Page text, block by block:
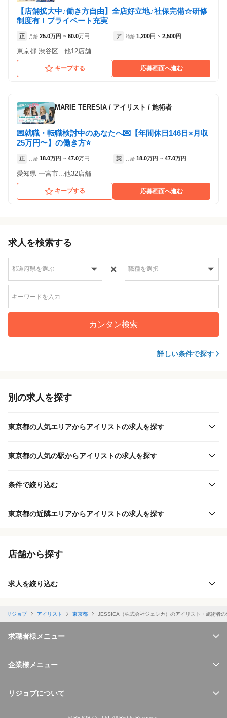
【店舗拡大中♪働き方自由】全店好立地♪社保完備☆研修
制度有！プライベート充実
正 月給 25.0万円 ~ 60.0万円 ア 時給 1,200円 ~ 2,500円
東京都 渋谷区...他12店舗
キープする 応募画面へ進む
MARIE TERESIA / アイリスト / 施術者
💌就職・転職検討中のあなたへ💌【年間休日146日×月収
25万円〜】の働き方⭐
正 月給 18.0万円 ~ 47.0万円 契 月給 18.0万円 ~ 47.0万円
愛知県 一宮市...他32店舗
キープする 応募画面へ進む
求人を検索する
カンタン検索
詳しい条件で探す
別の求人を探す
東京都の人気エリアからアイリストの求人を探す
東京都の人気の駅からアイリストの求人を探す
条件で絞り込む
東京都の近隣エリアからアイリストの求人を探す
店舗から探す
求人を絞り込む
リジョブ アイリスト 東京都 JESSICA（株式会社ジェシカ）のアイリスト・施術者の
求職者様メニュー
企業様メニュー
リジョブについて